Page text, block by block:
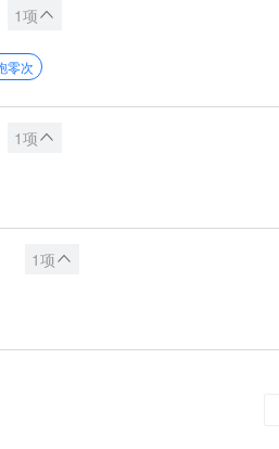
1项
零次
1项
1项